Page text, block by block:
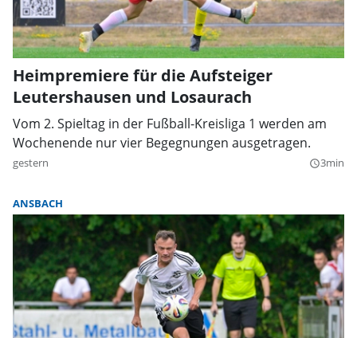
Heimpremiere für die Aufsteiger
Leutershausen und Losaurach
Vom 2. Spieltag in der Fußball-Kreisliga 1 werden am
Wochenende nur vier Begegnungen ausgetragen.
gestern query_builder3min
ANSBACH